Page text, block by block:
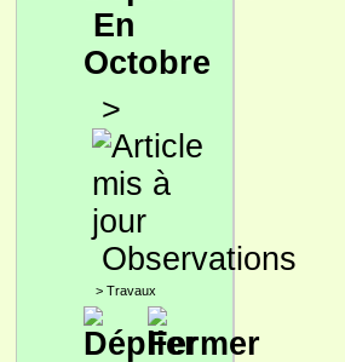
En
Octobre
>
Observations
> Travaux